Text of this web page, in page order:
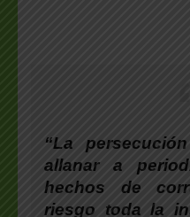
“La
allanar a
hechos de
riesgo toda la